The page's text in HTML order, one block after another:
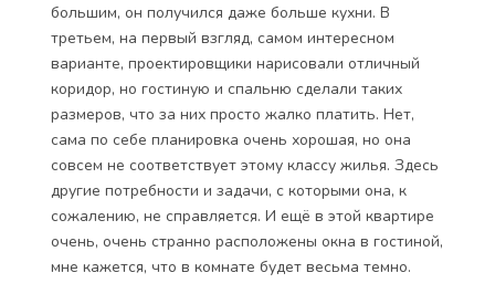
большим, он получился даже больше кухни. В
третьем, на первый взгляд, самом интересном
варианте, проектировщики нарисовали отличный
коридор, но гостиную и спальню сделали таких
размеров, что за них просто жалко платить. Нет,
сама по себе планировка очень хорошая, но она
совсем не соответствует этому классу жилья. Здесь
другие потребности и задачи, с которыми она, к
сожалению, не справляется. И ещё в этой квартире
очень, очень странно расположены окна в гостиной,
мне кажется, что в комнате будет весьма темно.